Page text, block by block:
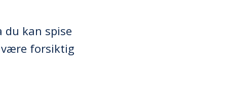
du kan spise
være forsiktig